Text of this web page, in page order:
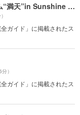
コニカミノルタプラネタリウム“満天”in Sunshine City
ガイド」に掲載されたス
）
ガイド」に掲載されたス